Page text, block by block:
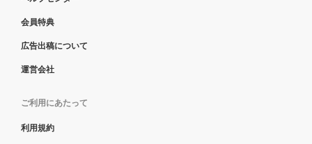
会員特典
広告出稿について
運営会社
ご利用にあたって
利用規約